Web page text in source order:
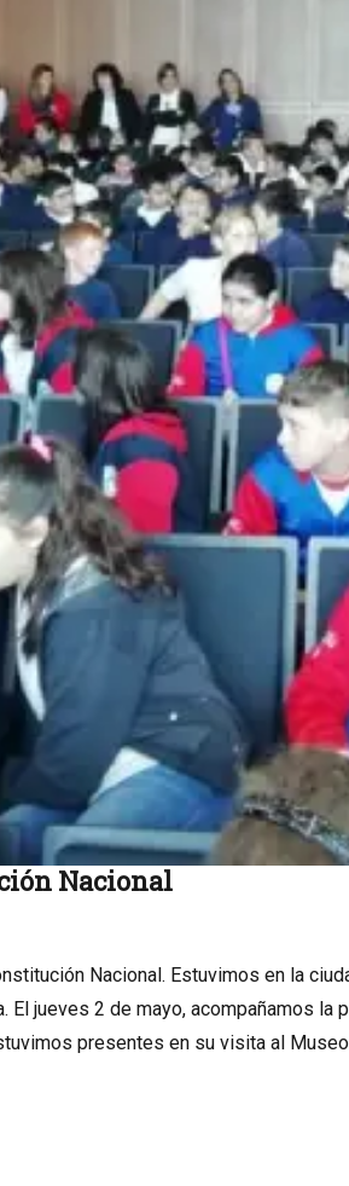
Nacional
Nacional. Estuvimos en la
El jueves 2 de mayo, acompañamos
presentes en su visita al